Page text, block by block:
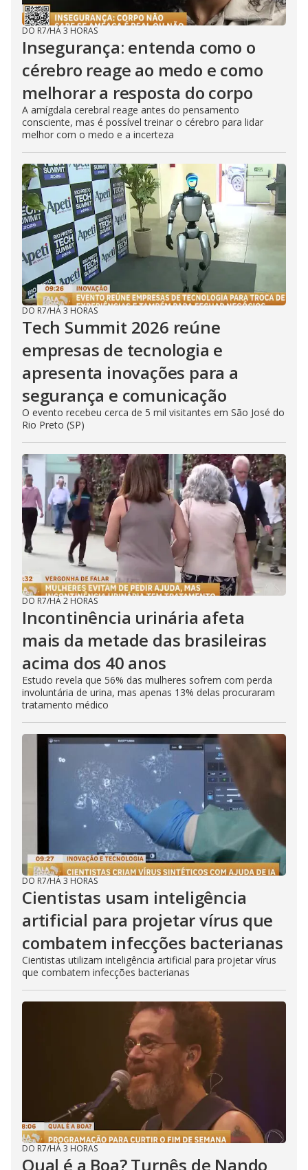
DO R7/HÁ 3 HORAS
Insegurança: entenda como o
cérebro reage ao medo e como
melhorar a resposta do corpo
A amígdala cerebral reage antes do pensamento
consciente, mas é possível treinar o cérebro para lidar
melhor com o medo e a incerteza
DO R7/HÁ 3 HORAS
Tech Summit 2026 reúne
empresas de tecnologia e
apresenta inovações para a
segurança e comunicação
O evento recebeu cerca de 5 mil visitantes em São José do
Rio Preto (SP)
DO R7/HÁ 2 HORAS
Incontinência urinária afeta
mais da metade das brasileiras
acima dos 40 anos
Estudo revela que 56% das mulheres sofrem com perda
involuntária de urina, mas apenas 13% delas procuraram
tratamento médico
DO R7/HÁ 3 HORAS
Cientistas usam inteligência
artificial para projetar vírus que
combatem infecções bacterianas
Cientistas utilizam inteligência artificial para projetar vírus
que combatem infecções bacterianas
DO R7/HÁ 3 HORAS
Qual é a Boa? Turnês de Nando